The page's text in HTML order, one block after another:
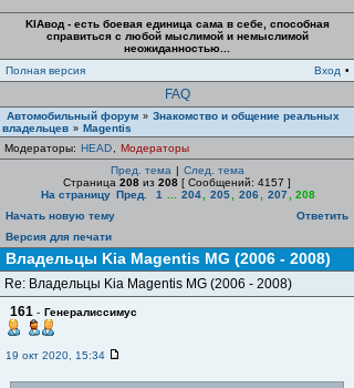
KIAвод - есть боевая единица сама в себе, способная
справиться с любой мыслимой и немыслимой
неожиданностью...
Полная версия
Вход •
FAQ
Автомобильный форум » Знакомство и общение реальных
владельцев » Magentis
Модераторы: HEAD
Модераторы
Пред. тема | След. тема
Страница 208 из 208 [ Сообщений: 4157 ]
На страницу Пред. 1 204 205 206 207
208
Начать новую тему
Ответить
Версия для печати
Владельцы Kia Magentis MG (2006 - 2008)
Re: Владельцы Kia Magentis MG (2006 - 2008)
161 - Генералиссимус
19 окт 2020, 15:34